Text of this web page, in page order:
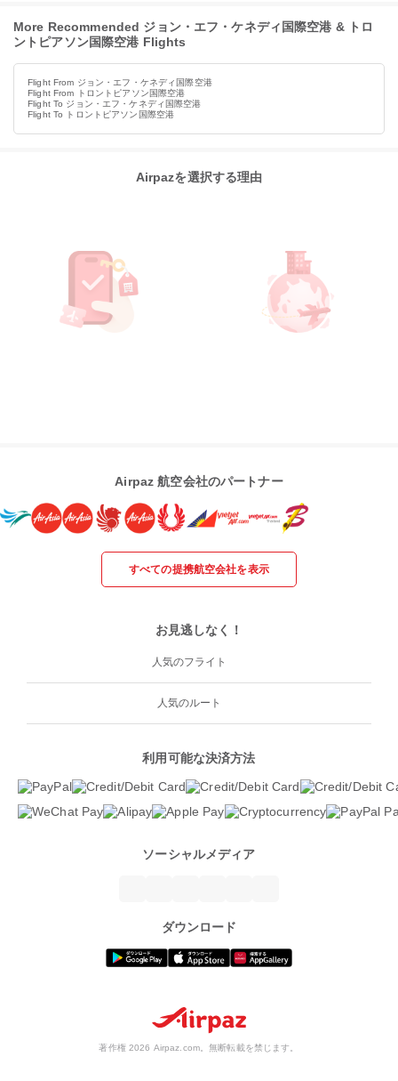
More Recommended ジョン・エフ・ケネディ国際空港 & トロ
ントピアソン国際空港 Flights
Flight From ジョン・エフ・ケネディ国際空港
Flight From トロントピアソン国際空港
Flight To ジョン・エフ・ケネディ国際空港
Flight To トロントピアソン国際空港
Airpazを選択する理由
Airpaz 航空会社のパートナー
すべての提携航空会社を表示
お見逃しなく！
人気のフライト
人気のルート
利用可能な決済方法
ソーシャルメディア
ダウンロード
著作権 2026 Airpaz.com。無断転載を禁じます。